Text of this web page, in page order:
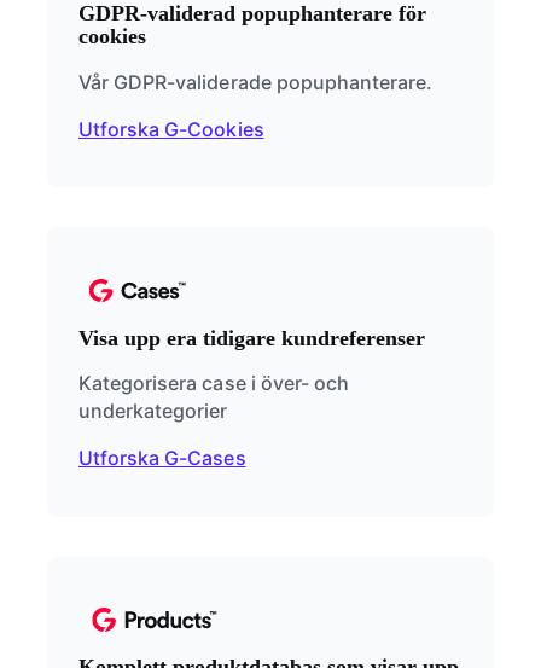
GDPR-validerad popuphanterare för
cookies
Vår GDPR-validerade popuphanterare.
Utforska G-Cookies
Visa upp era tidigare kundreferenser
Kategorisera case i över- och
underkategorier
Utforska G-Cases